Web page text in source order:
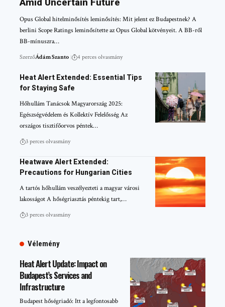
Opus Global hitelminősítés leminősítés: Mit jelent ez Budapestnek? A
berlini Scope Ratings leminősítette az Opus Global kötvényeit. A BB-ről
BB-mínuszra…
SzerzőÁdám Szanto 4 perces olvasmány
Heat Alert Extended: Essential Tips
for Staying Safe
Hőhullám Tanácsok Magyarország 2025:
Egészségvédelem és Kollektív Felelősség Az
országos tisztifőorvos péntek…
3 perces olvasmány
Heatwave Alert Extended:
Precautions for Hungarian Cities
A tartós hőhullám veszélyezteti a magyar városi
lakosságot A hőségriasztás péntekig tart,…
3 perces olvasmány
Vélemény
Heat Alert Update: Impact on
Budapest’s Services and
Infrastructure
Budapest hőségriadó: Itt a legfontosabb